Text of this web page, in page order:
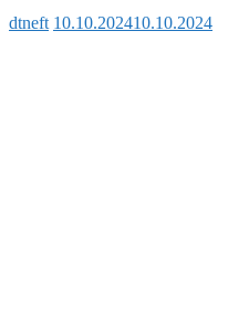
dtneft 10.10.202410.10.2024